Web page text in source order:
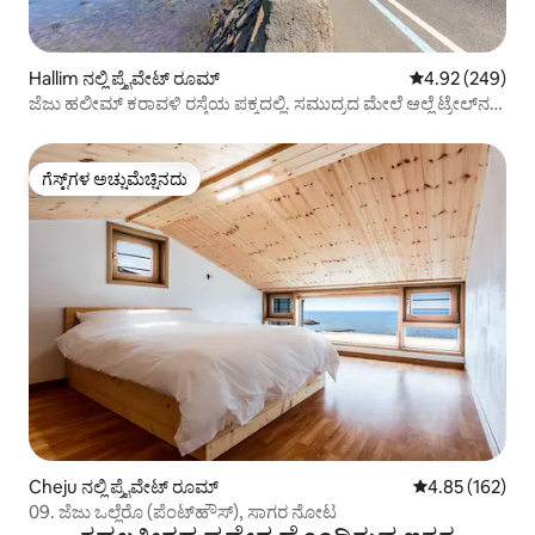
Hallim ನಲ್ಲಿ ಪ್ರೈವೇಟ್ ರೂಮ್ 5 ರಲ್ಲಿ 4.92
4.92 (249)
ಜೆಜು ಹಲೀಮ್ ಕರಾವಳಿ ರಸ್ತೆಯ ಪಕ್ಕದಲ್ಲಿ. ಸಮುದ್ರದ ಮೇಲೆ ಆಲ್ಲೆ ಟ್ರೇಲ್‌ನಲ್ಲಿ
ಗೆಸ್ಟ್‌ಗಳ ಅಚ್ಚುಮೆಚ್ಚಿನದು
ಗೆಸ್ಟ್‌ಗಳ ಅಚ್ಚುಮೆಚ್ಚಿನದು
Cheju ನಲ್ಲಿ ಪ್ರೈವೇಟ್ ರೂಮ್ 5 ರಲ್ಲಿ 4.85
4.85 (162)
09. ಜೆಜು ಒಲ್ಲೆರೊ (ಪೆಂಟ್‌ಹೌಸ್), ಸಾಗರ ನೋಟ